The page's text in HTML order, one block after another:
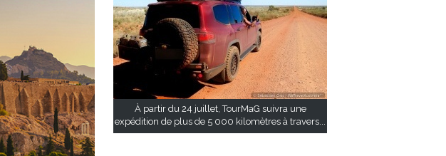
À partir du 24 juillet, TourMaG suivra une
expédition de plus de 5 000 kilomètres à travers...